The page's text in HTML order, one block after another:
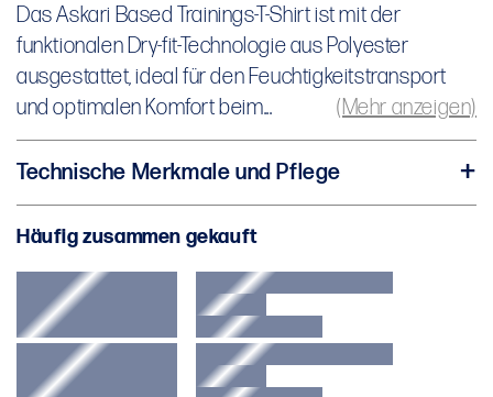
Das Askari Based Trainings-T-Shirt ist mit der
funktionalen Dry-fit-Technologie aus Polyester
ausgestattet, ideal für den Feuchtigkeitstransport
und optimalen Komfort beim Training.`
Das Askari Based Trainings-T-Shirt ist mit der
funktionalen Dry-fit-Technologie aus Polyester
ausgestattet, ideal für den Feuchtigkeitstransport
und optimalen Komfort beim...
(Mehr anzeigen)
Technische Merkmale und Pflege
Material:100% leichtes und strapazierfähiges
Polyester.
Technologie:Dry-fit-Technologie für optimalen
Feuchtigkeitstransport.
Verwendung: Entwickelt für Fitness-, Kraft- und
Kampfsporttraining.
Häufig zusammen gekauft